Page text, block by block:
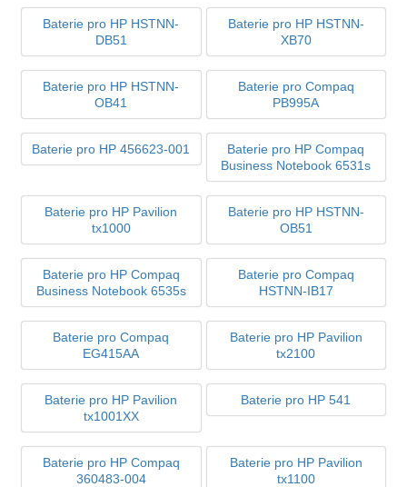
Baterie pro HP HSTNN-
DB51
Baterie pro HP HSTNN-
XB70
Baterie pro HP HSTNN-
OB41
Baterie pro Compaq
PB995A
Baterie pro HP 456623-001
Baterie pro HP Compaq
Business Notebook 6531s
Baterie pro HP Pavilion
tx1000
Baterie pro HP HSTNN-
OB51
Baterie pro HP Compaq
Business Notebook 6535s
Baterie pro Compaq
HSTNN-IB17
Baterie pro Compaq
EG415AA
Baterie pro HP Pavilion
tx2100
Baterie pro HP Pavilion
tx1001XX
Baterie pro HP 541
Baterie pro HP Compaq
360483-004
Baterie pro HP Pavilion
tx1100